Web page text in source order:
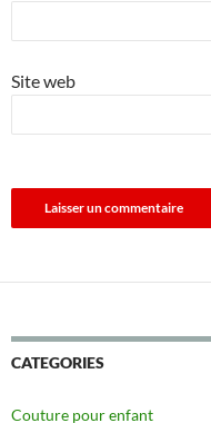
Site web
CATEGORIES
Couture pour enfant